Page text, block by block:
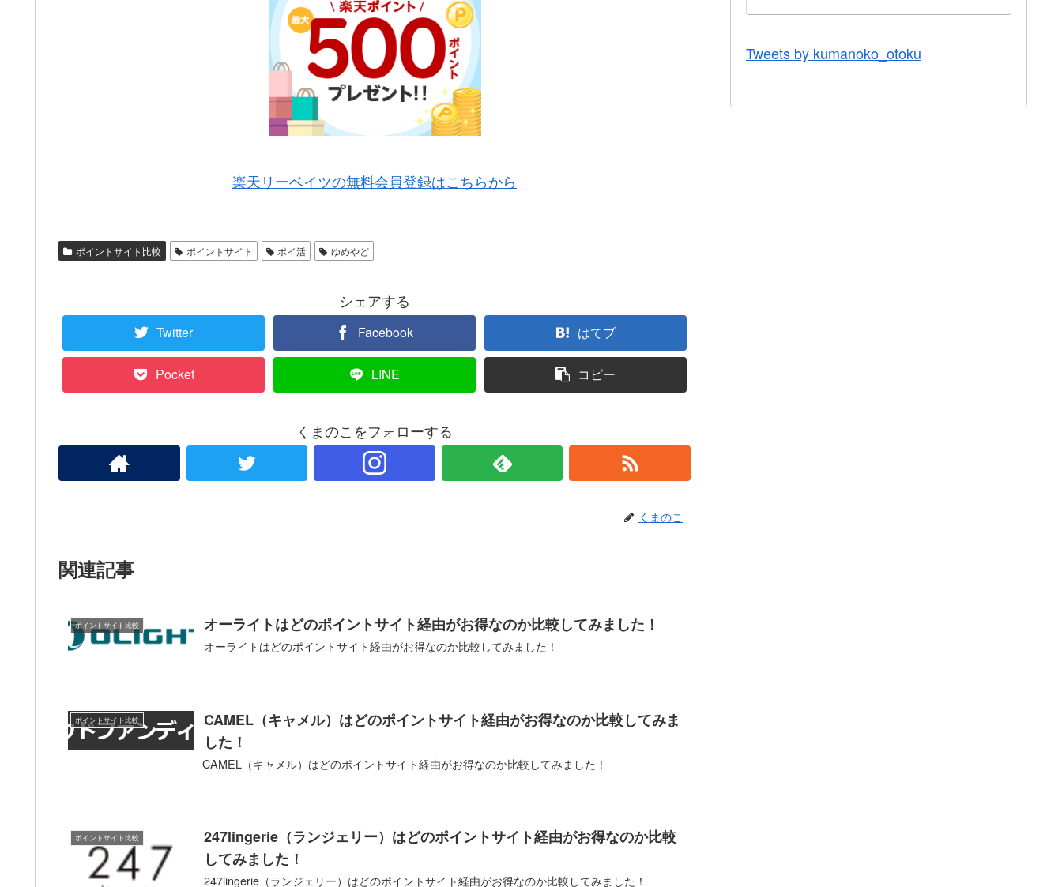
楽天リーベイツの無料会員登録はこちらから
ポイントサイト比較 ポイントサイト ポイ活 ゆめやど
シェアする
Twitter Facebook はてブ
Pocket LINE コピー
くまのこをフォローする
くまのこ
関連記事
ポイントサイト比較 オーライトはどのポイントサイト経由がお得なのか比較してみました！
オーライトはどのポイントサイト経由がお得なのか比較してみました！
ポイントサイト比較
CAMEL（キャメル）はどのポイントサイト経由がお得なのか比較してみま
した！
CAMEL（キャメル）はどのポイントサイト経由がお得なのか比較してみました！
ポイントサイト比較
247lingerie（ランジェリー）はどのポイントサイト経由がお得なのか比較
してみました！
247lingerie（ランジェリー）はどのポイントサイト経由がお得なのか比較してみました！
Tweets by kumanoko_otoku